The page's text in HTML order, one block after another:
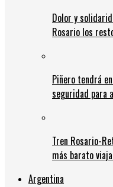
Dolor y
Rosario los
Piñero tendrá
seguridad para
Tren Rosario-
más barato
Argentina